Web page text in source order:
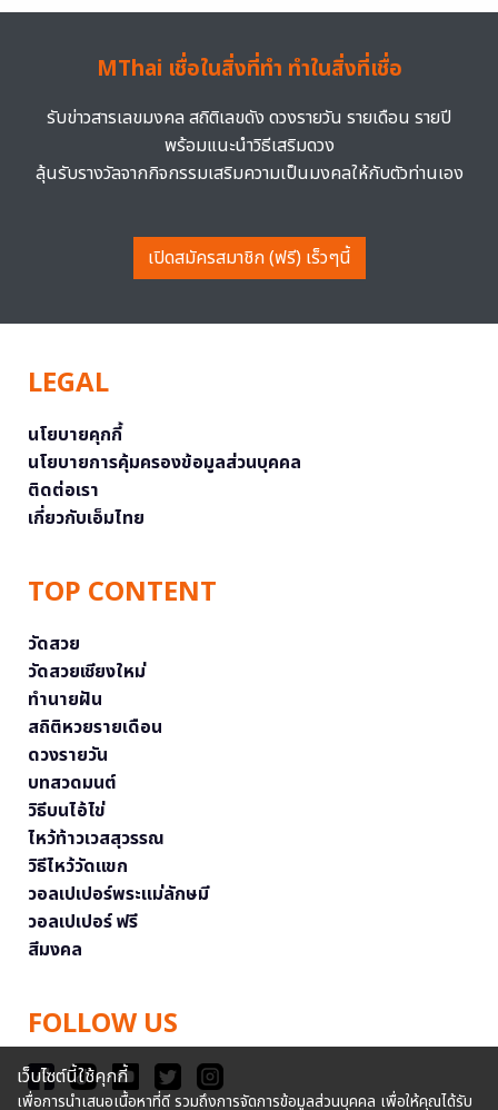
MThai เชื่อในสิ่งที่ทำ ทำในสิ่งที่เชื่อ
รับข่าวสารเลขมงคล สถิติเลขดัง ดวงรายวัน รายเดือน รายปี
พร้อมแนะนำวิธีเสริมดวง
ลุ้นรับรางวัลจากกิจกรรมเสริมความเป็นมงคลให้กับตัวท่านเอง
เปิดสมัครสมาชิก (ฟรี) เร็วๆนี้
LEGAL
นโยบายคุกกี้
นโยบายการคุ้มครองข้อมูลส่วนบุคคล
ติดต่อเรา
เกี่ยวกับเอ็มไทย
TOP CONTENT
วัดสวย
วัดสวยเชียงใหม่
ทำนายฝัน
สถิติหวยรายเดือน
ดวงรายวัน
บทสวดมนต์
วิธีบนไอ้ไข่
ไหว้ท้าวเวสสุวรรณ
วิธีไหว้วัดแขก
วอลเปเปอร์พระแม่ลักษมี
วอลเปเปอร์ ฟรี
สีมงคล
FOLLOW US
เว็บไซต์นี้ใช้คุกกี้
เพื่อการนำเสนอเนื้อหาที่ดี รวมถึงการจัดการข้อมูลส่วนบุคคล เพื่อให้คุณได้รับ